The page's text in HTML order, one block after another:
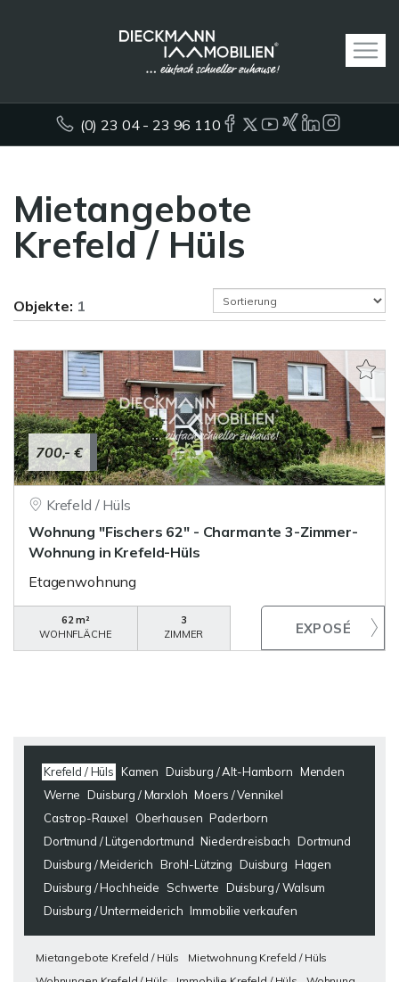
(0) 23 04 - 23 96 110
Mietangebote
Krefeld / Hüls
Objekte: 1
700,- €
Krefeld / Hüls
Wohnung "Fischers 62" - Charmante 3-Zimmer-
Wohnung in Krefeld-Hüls
Etagenwohnung
62 m²
WOHNFLÄCHE
3
ZIMMER
Krefeld / Hüls Kamen Duisburg / Alt-Hamborn Menden
Werne Duisburg / Marxloh Moers / Vennikel
Castrop-Rauxel
Oberhausen Paderborn
Dortmund / Lütgendortmund Niederdreisbach Dortmund
Duisburg / Meiderich Brohl-Lützing Duisburg Hagen
Duisburg / Hochheide
Schwerte Duisburg / Walsum
Duisburg / Untermeiderich Immobilie verkaufen
Mietangebote Krefeld / Hüls
Mietwohnung Krefeld / Hüls